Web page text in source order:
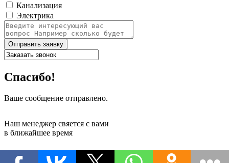
Канализация
Электрика
Отправить заявку
Спасибо!
Ваше сообщение отправлено.
Наш менеджер свяется с вами
в ближайшее время